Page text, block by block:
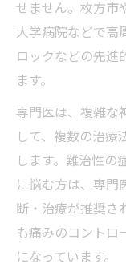
せません。枚方市
大学病院などで高
ロックなどの先進
ます。
専門医は、複雑な
して、複数の治療
します。難治性の
に悩む方は、専門
断・治療が推奨さ
も痛みのコントロ
になっています。